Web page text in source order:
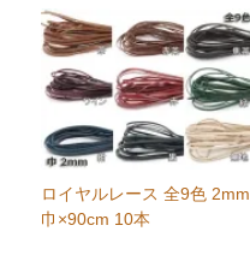
ロイヤルレース 全9色 2mm
巾×90cm 10本